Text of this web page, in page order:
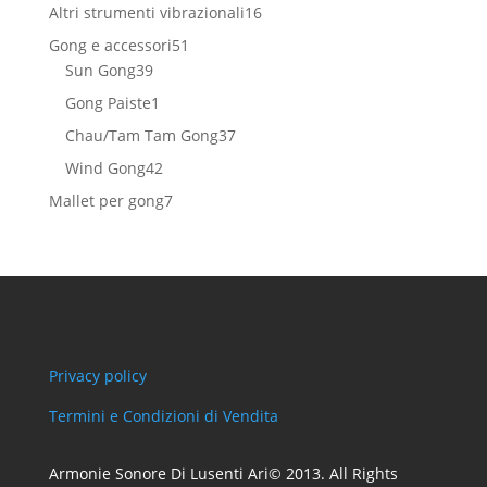
Altri strumenti vibrazionali1616
Gong e accessori51
Sun Gong3939
prodotti
Gong Paiste1
prodotto
Chau/Tam Tam Gong3737
Wind Gong4242
prodotti
Mallet per gong77
Privacy policy
Termini e Condizioni di Vendita
Armonie Sonore Di Lusenti Ari© 2013. All Rights